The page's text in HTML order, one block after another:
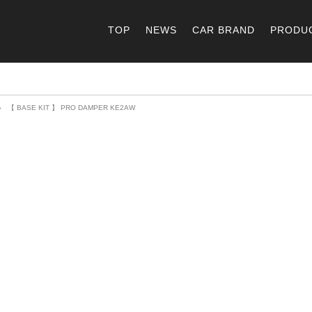
TOP NEWS CAR BRAND
【 BASE KIT 】 PRO DAMPER KE2AW